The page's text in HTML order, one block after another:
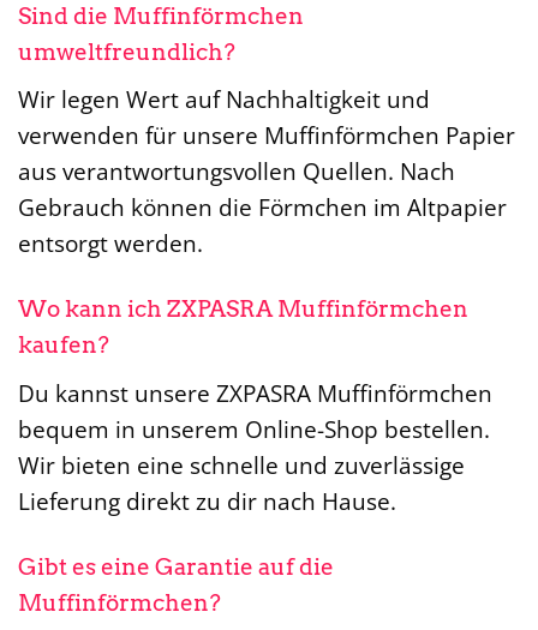
Sind die Muffinförmchen
umweltfreundlich?
Wir legen Wert auf Nachhaltigkeit und
verwenden für unsere Muffinförmchen Papier
aus verantwortungsvollen Quellen. Nach
Gebrauch können die Förmchen im Altpapier
entsorgt werden.
Wo kann ich ZXPASRA Muffinförmchen
kaufen?
Du kannst unsere ZXPASRA Muffinförmchen
bequem in unserem Online-Shop bestellen.
Wir bieten eine schnelle und zuverlässige
Lieferung direkt zu dir nach Hause.
Gibt es eine Garantie auf die
Muffinförmchen?